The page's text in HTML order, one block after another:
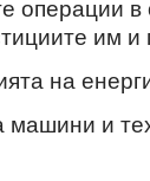
операции
им и
на
машини и